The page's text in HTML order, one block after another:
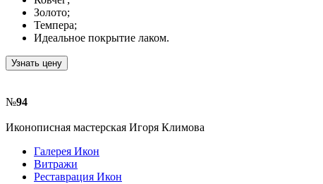
Золото;
Темпера;
Идеальное покрытие лаком.
Узнать цену
№94
Иконописная мастерская Игоря Климова
Галерея Икон
Витражи
Реставрация Икон